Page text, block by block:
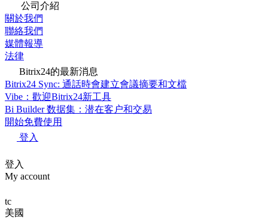
公司介紹
關於我們
聯絡我們
媒體報導
法律
Bitrix24的最新消息
Bitrix24 Sync: 通話時會建立會議摘要和文檔
Vibe：歡迎Bitrix24新工具
Bi Builder 数据集：潜在客户和交易
開始免費使用
登入
登入
My account
tc
美國